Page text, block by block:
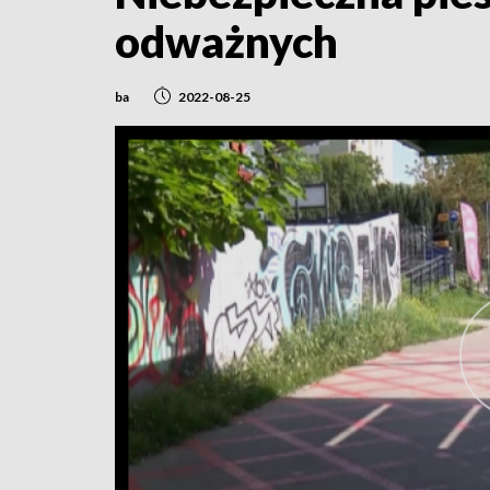
odważnych
ba 2022-08-25